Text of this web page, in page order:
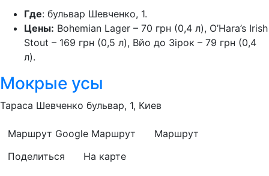
Где: бульвар Шевченко, 1.
Цены: Bohemian Lager – 70 грн (0,4 л), O’Hara’s Irish
Stout – 169 грн (0,5 л), Вйо до Зірок – 79 грн (0,4
л).
Мокрые усы
Тараса Шевченко бульвар, 1, Киев
Маршрут Google Маршрут
Маршрут
Поделиться
На карте